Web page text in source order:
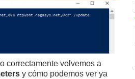
correctamente volvemos a
y cómo podemos ver ya